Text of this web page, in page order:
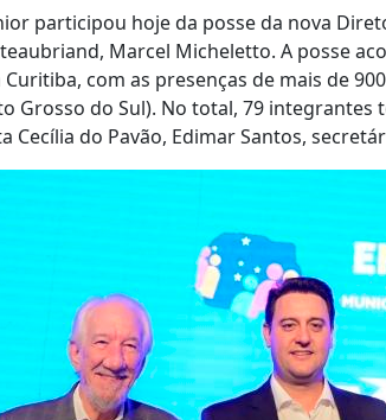
participou hoje da posse da nova
Marcel Micheletto. A posse
com as presenças de mais de
Grosso do Sul). No total, 79
Cecília do Pavão, Edimar Santos,